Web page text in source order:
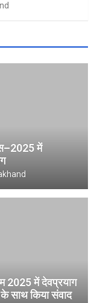
में
2025 में देवप्रयाग
साथ किया संवाद